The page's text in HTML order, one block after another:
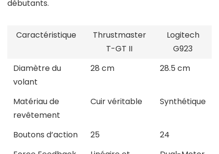
débutants.
Caractéristique
Thrustmaster
T-GT II
Logitech
G923
Diamètre du
volant
28 cm 28.5 cm
Matériau de
revêtement
Cuir véritable Synthétique
Boutons d’action 25
24